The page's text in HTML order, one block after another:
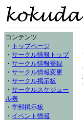
コンテンツ
・ トップページ
・ サークル情報トップ
・ サークル情報登録
・ サークル情報変更
・ サークル掲示板
・ サークルスケジュー
ル表
・ 学部掲示板
・ イベント情報